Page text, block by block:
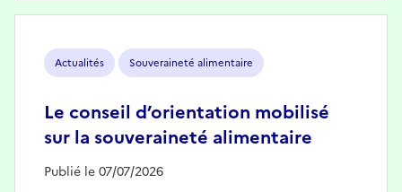
Actualités Souveraineté alimentaire
Le conseil d’orientation mobilisé
sur la souveraineté alimentaire
Publié le 07/07/2026